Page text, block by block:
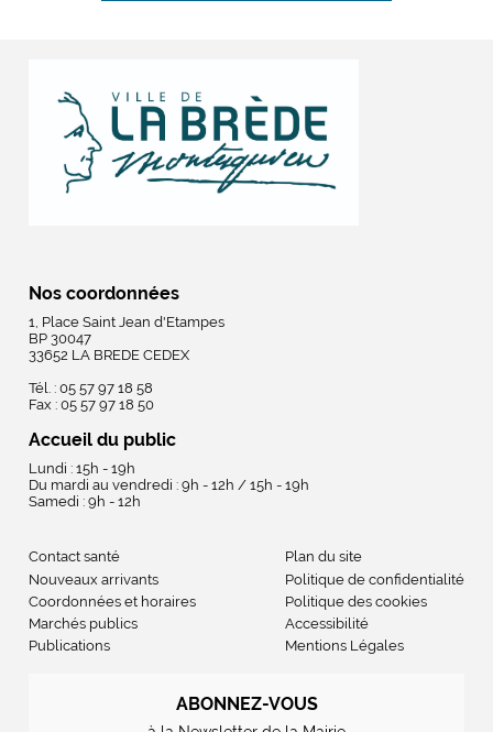
Nos coordonnées
1, Place Saint Jean d'Etampes
BP 30047
33652 LA BREDE CEDEX
Tél. : 05 57 97 18 58
Fax : 05 57 97 18 50
Accueil du public
Lundi : 15h - 19h
Du mardi au vendredi : 9h - 12h / 15h - 19h
Samedi : 9h - 12h
Contact santé
Nouveaux arrivants
Coordonnées et horaires
Marchés publics
Publications
Plan du site
Politique de confidentialité
Politique des cookies
Accessibilité
Mentions Légales
ABONNEZ-VOUS